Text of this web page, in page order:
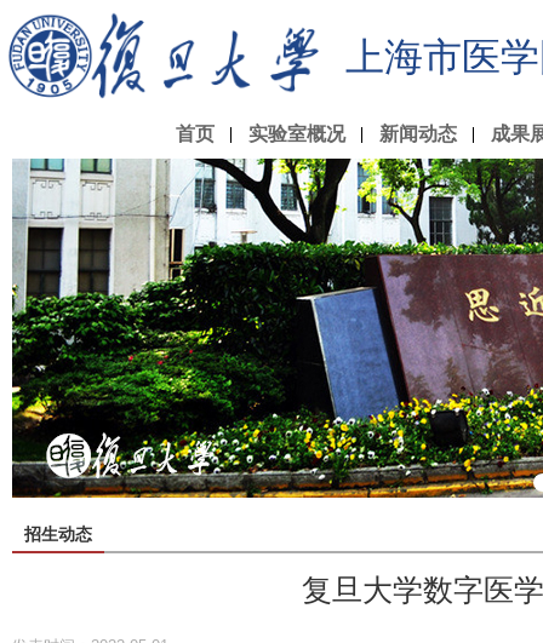
上海市医
首页 实验室概况 新闻动态 成果
招生动态
复旦大学数字医